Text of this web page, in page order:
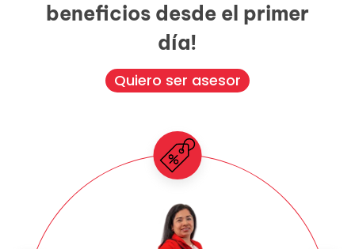
beneficios desde el primer
día!
Quiero ser asesor